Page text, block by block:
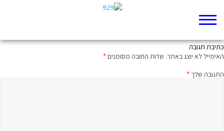
כתיבת תגובה
האימייל לא יוצג באתר. שדות החובה מסומנים*
התגובה שלך*